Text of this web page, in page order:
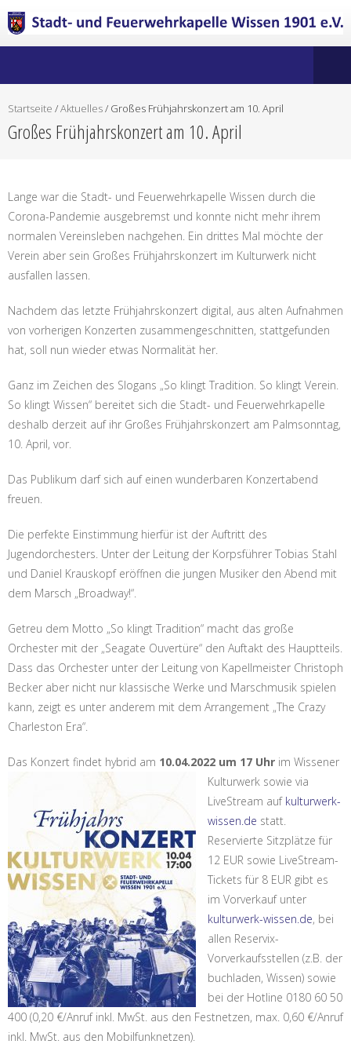
Startseite /Aktuelles/ Großes Frühjahrskonzert am 10. April
Großes Frühjahrskonzert am 10. April
Lange war die Stadt- und Feuerwehrkapelle Wissen durch die
Corona-Pandemie ausgebremst und konnte nicht mehr ihrem
normalen Vereinsleben nachgehen. Ein drittes Mal möchte der
Verein aber sein Großes Frühjahrskonzert im Kulturwerk nicht
ausfallen lassen.
Nachdem das letzte Frühjahrskonzert digital, aus alten Aufnahmen
von vorherigen Konzerten zusammengeschnitten, stattgefunden
hat, soll nun wieder etwas Normalität her.
Ganz im Zeichen des Slogans „So klingt Tradition. So klingt Verein.
So klingt Wissen“ bereitet sich die Stadt- und Feuerwehrkapelle
deshalb derzeit auf ihr Großes Frühjahrskonzert am Palmsonntag,
10. April, vor.
Das Publikum darf sich auf einen wunderbaren Konzertabend
freuen.
Die perfekte Einstimmung hierfür ist der Auftritt des
Jugendorchesters. Unter der Leitung der Korpsführer Tobias Stahl
und Daniel Krauskopf eröffnen die jungen Musiker den Abend mit
dem Marsch „Broadway!“.
Getreu dem Motto „So klingt Tradition“ macht das große
Orchester mit der „Seagate Ouvertüre“ den Auftakt des Hauptteils.
Dass das Orchester unter der Leitung von Kapellmeister Christoph
Becker aber nicht nur klassische Werke und Marschmusik spielen
kann, zeigt es unter anderem mit dem Arrangement „The Crazy
Charleston Era“.
Das Konzert findet hybrid am 10.04.2022 um 17 Uhr im Wissener
Kulturwerk sowie via
LiveStream auf kulturwerk-
wissen.de statt.
Reservierte Sitzplätze für
12 EUR sowie LiveStream-
Tickets für 8 EUR gibt es
im Vorverkauf unter
kulturwerk-wissen.de, bei
allen Reservix-
Vorverkaufsstellen (z.B. der
buchladen, Wissen) sowie
bei der Hotline 0180 60 50
400 (0,20 €/Anruf inkl. MwSt. aus den Festnetzen, max. 0,60 €/Anruf
inkl. MwSt. aus den Mobilfunknetzen).